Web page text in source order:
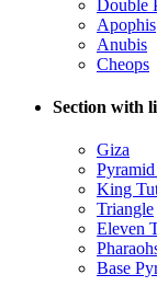
Double
Apophis
Anubis
Cheops
Section with
Giza
King
Triangle
Eleven
Base